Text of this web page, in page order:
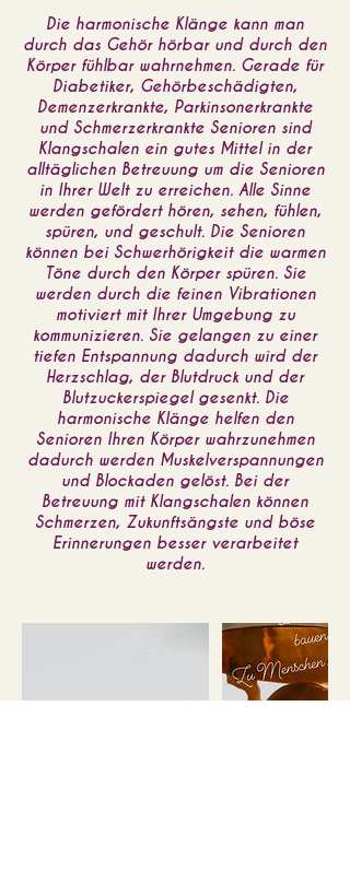
Die harmonische Klänge kann man
durch das Gehör hörbar und durch den
Körper fühlbar wahrnehmen. Gerade für
Diabetiker, Gehörbeschädigten,
Demenzerkrankte, Parkinsonerkrankte
und Schmerzerkrankte Senioren sind
Klangschalen ein gutes Mittel in der
alltäglichen Betreuung um die Senioren
in Ihrer Welt zu erreichen. Alle Sinne
werden gefördert hören, sehen, fühlen,
spüren, und geschult. Die Senioren
können bei Schwerhörigkeit die warmen
Töne durch den Körper spüren. Sie
werden durch die feinen Vibrationen
motiviert mit Ihrer Umgebung zu
kommunizieren. Sie gelangen zu einer
tiefen Entspannung dadurch wird der
Herzschlag, der Blutdruck und der
Blutzuckerspiegel gesenkt. Die
harmonische Klänge helfen den
Senioren Ihren Körper wahrzunehmen
dadurch werden Muskelverspannungen
und Blockaden gelöst. Bei der
Betreuung mit Klangschalen können
Schmerzen, Zukunftsängste und böse
Erinnerungen besser verarbeitet
werden.